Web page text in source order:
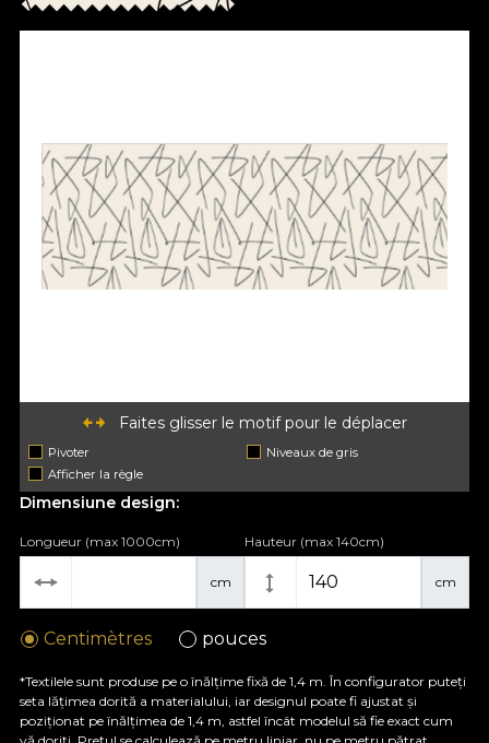
Faites glisser le motif pour le déplacer
Pivoter
Niveaux de gris
Afficher la règle
Dimensiune design:
cm
Longueur (max 1000cm)
cm
Hauteur (max 140cm)
Centimètres pouces
*Textilele sunt produse pe o înălțime fixă de 1,4 m. În configurator puteți
seta lățimea dorită a materialului, iar designul poate fi ajustat și
poziționat pe înălțimea de 1,4 m, astfel încât modelul să fie exact cum